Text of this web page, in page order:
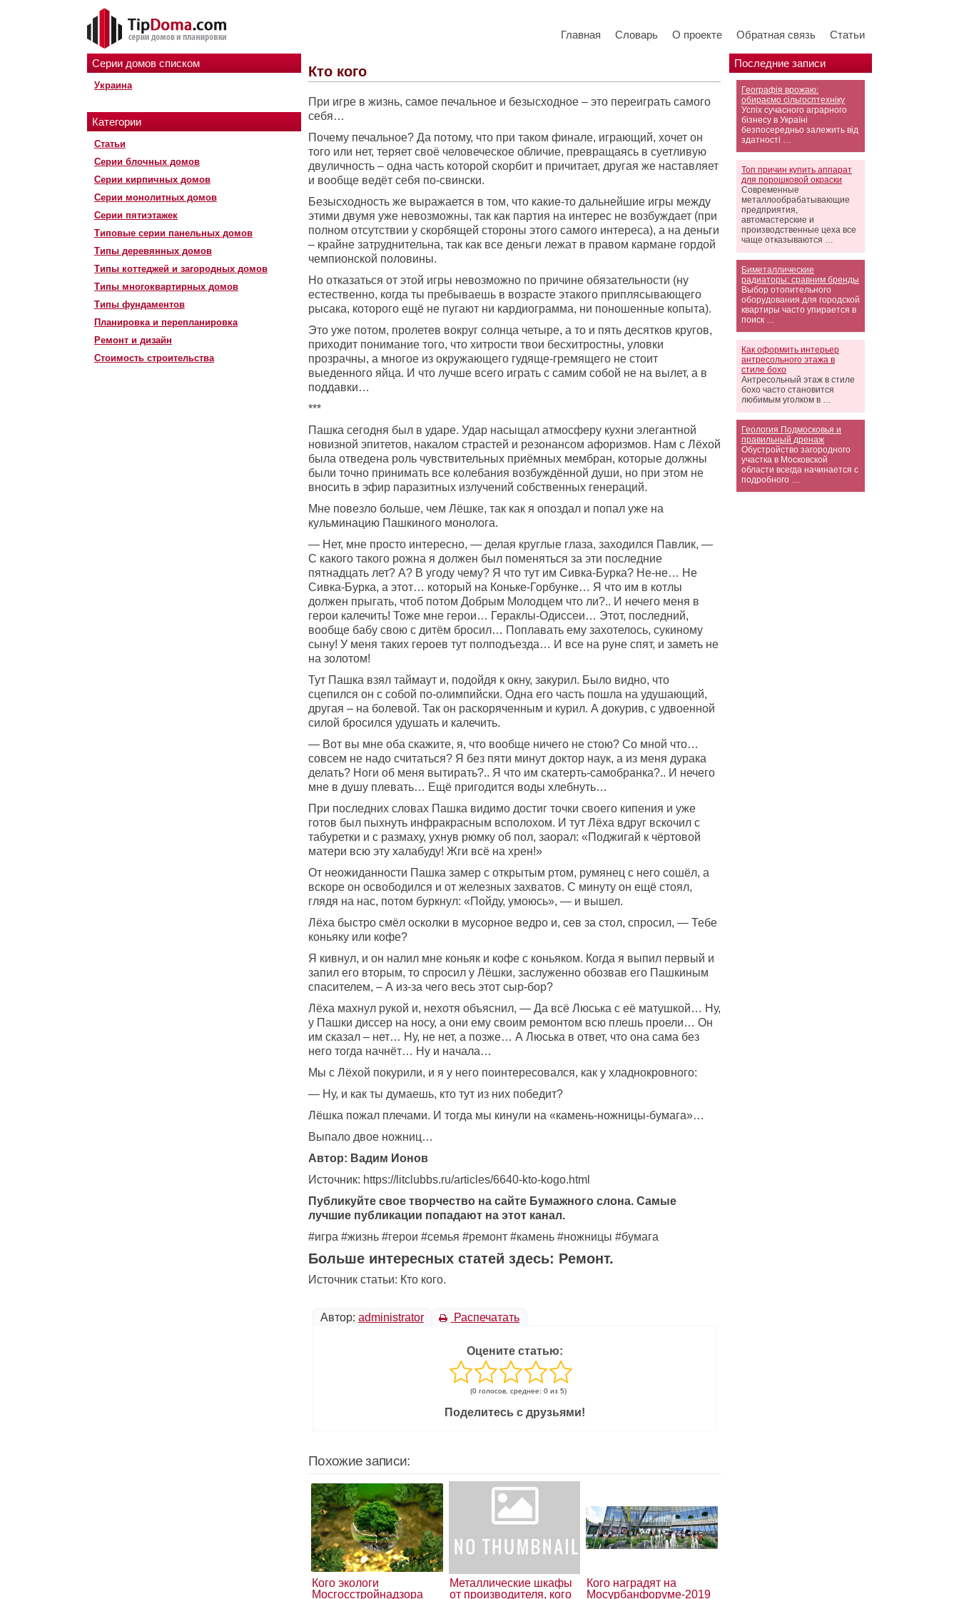
Главная Словарь О проекте Обратная связь Статьи
Серии домов списком
Украина
Категории
Статьи
Серии блочных домов
Серии кирпичных домов
Серии монолитных домов
Серии пятиэтажек
Типовые серии панельных домов
Типы деревянных домов
Типы коттеджей и загородных домов
Типы многоквартирных домов
Типы фундаментов
Планировка и перепланировка
Ремонт и дизайн
Стоимость строительства
Последние записи
Географія врожаю:
обираємо сільгосптехніку
Успіх сучасного аграрного
бізнесу в Україні
безпосередньо залежить від
здатності …
Топ причин купить аппарат
для порошковой окраски
Современные
металлообрабатывающие
предприятия,
автомастерские и
производственные цеха все
чаще отказываются …
Биметаллические
радиаторы: сравним бренды
Выбор отопительного
оборудования для городской
квартиры часто упирается в
поиск …
Как оформить интерьер
антресольного этажа в
стиле бохо
Антресольный этаж в стиле
бохо часто становится
любимым уголком в …
Геология Подмосковья и
правильный дренаж
Обустройство загородного
участка в Московской
области всегда начинается с
подробного …
Кто кого
При игре в жизнь, самое печальное и безысходное – это переиграть самого
себя…
Почему печальное? Да потому, что при таком финале, играющий, хочет он
того или нет, теряет своё человеческое обличие, превращаясь в суетливую
двуличность – одна часть которой скорбит и причитает, другая же наставляет
и вообще ведёт себя по-свински.
Безысходность же выражается в том, что какие-то дальнейшие игры между
этими двумя уже невозможны, так как партия на интерес не возбуждает (при
полном отсутствии у скорбящей стороны этого самого интереса), а на деньги
– крайне затруднительна, так как все деньги лежат в правом кармане гордой
чемпионской половины.
Но отказаться от этой игры невозможно по причине обязательности (ну
естественно, когда ты пребываешь в возрасте этакого приплясывающего
рысака, которого ещё не пугают ни кардиограмма, ни поношенные копыта).
Это уже потом, пролетев вокруг солнца четыре, а то и пять десятков кругов,
приходит понимание того, что хитрости твои бесхитростны, уловки
прозрачны, а многое из окружающего гудяще-гремящего не стоит
выеденного яйца. И что лучше всего играть с самим собой не на вылет, а в
поддавки…
***
Пашка сегодня был в ударе. Удар насыщал атмосферу кухни элегантной
новизной эпитетов, накалом страстей и резонансом афоризмов. Нам с Лёхой
была отведена роль чувствительных приёмных мембран, которые должны
были точно принимать все колебания возбуждённой души, но при этом не
вносить в эфир паразитных излучений собственных генераций.
Мне повезло больше, чем Лёшке, так как я опоздал и попал уже на
кульминацию Пашкиного монолога.
— Нет, мне просто интересно, — делая круглые глаза, заходился Павлик, —
С какого такого рожна я должен был поменяться за эти последние
пятнадцать лет? А? В угоду чему? Я что тут им Сивка-Бурка? Не-не… Не
Сивка-Бурка, а этот… который на Коньке-Горбунке… Я что им в котлы
должен прыгать, чтоб потом Добрым Молодцем что ли?.. И нечего меня в
герои калечить! Тоже мне герои… Гераклы-Одиссеи… Этот, последний,
вообще бабу свою с дитём бросил… Поплавать ему захотелось, сукиному
сыну! У меня таких героев тут полподъезда… И все на руне спят, и заметь не
на золотом!
Тут Пашка взял таймаут и, подойдя к окну, закурил. Было видно, что
сцепился он с собой по-олимпийски. Одна его часть пошла на удушающий,
другая – на болевой. Так он раскоряченным и курил. А докурив, с удвоенной
силой бросился удушать и калечить.
— Вот вы мне оба скажите, я, что вообще ничего не стою? Со мной что…
совсем не надо считаться? Я без пяти минут доктор наук, а из меня дурака
делать? Ноги об меня вытирать?.. Я что им скатерть-самобранка?.. И нечего
мне в душу плевать… Ещё пригодится воды хлебнуть…
При последних словах Пашка видимо достиг точки своего кипения и уже
готов был пыхнуть инфракрасным всполохом. И тут Лёха вдруг вскочил с
табуретки и с размаху, ухнув рюмку об пол, заорал: «Поджигай к чёртовой
матери всю эту халабуду! Жги всё на хрен!»
От неожиданности Пашка замер с открытым ртом, румянец с него сошёл, а
вскоре он освободился и от железных захватов. С минуту он ещё стоял,
глядя на нас, потом буркнул: «Пойду, умоюсь», — и вышел.
Лёха быстро смёл осколки в мусорное ведро и, сев за стол, спросил, — Тебе
коньяку или кофе?
Я кивнул, и он налил мне коньяк и кофе с коньяком. Когда я выпил первый и
запил его вторым, то спросил у Лёшки, заслуженно обозвав его Пашкиным
спасителем, – А из-за чего весь этот сыр-бор?
Лёха махнул рукой и, нехотя объяснил, — Да всё Люська с её матушкой… Ну,
у Пашки диссер на носу, а они ему своим ремонтом всю плешь проели… Он
им сказал – нет… Ну, не нет, а позже… А Люська в ответ, что она сама без
него тогда начнёт… Ну и начала…
Мы с Лёхой покурили, и я у него поинтересовался, как у хладнокровного:
— Ну, и как ты думаешь, кто тут из них победит?
Лёшка пожал плечами. И тогда мы кинули на «камень-ножницы-бумага»…
Выпало двое ножниц…
Автор: Вадим Ионов
Источник: https://litclubbs.ru/articles/6640-kto-kogo.html
Публикуйте свое творчество на сайте Бумажного слона. Самые
лучшие публикации попадают на этот канал.
#игра #жизнь #герои #семья #ремонт #камень #ножницы #бумага
Больше интересных статей здесь: Ремонт.
Источник статьи: Кто кого.
Автор: administrator Распечатать
Оцените статью:
(0 голосов, среднее: 0 из 5)
Поделитесь с друзьями!
Похожие записи:
Кого экологи
Мосгосстройнадзора
Металлические шкафы
от производителя, кого
Кого наградят на
Мосурбанфоруме-2019